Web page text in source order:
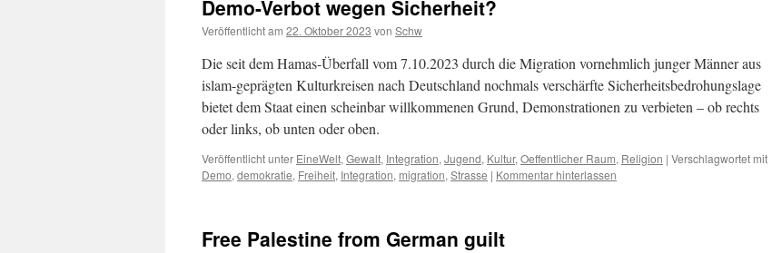
Demo-Verbot wegen Sicherheit?
Veröffentlicht am 22. Oktober 2023 von Schw
Die seit dem Hamas-Überfall vom 7.10.2023 durch die Migration vornehmlich junger Männer aus
islam-geprägten Kulturkreisen nach Deutschland nochmals verschärfte Sicherheitsbedrohungslage
bietet dem Staat einen scheinbar willkommenen Grund, Demonstrationen zu verbieten – ob rechts
oder links, ob unten oder oben.
Veröffentlicht unter EineWelt, Gewalt, Integration, Jugend, Kultur, Oeffentlicher Raum, Religion | Verschlagwortet mit
Demo, demokratie, Freiheit, Integration, migration, Strasse | Kommentar hinterlassen
Free Palestine from German guilt